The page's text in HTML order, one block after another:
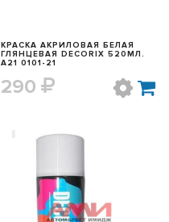
КРАСКА АКРИЛОВАЯ БЕЛАЯ
ГЛЯНЦЕВАЯ DECORIX 520МЛ.
A21 0101-21
290
БЫСТРЫЙ ПРОСМОТР